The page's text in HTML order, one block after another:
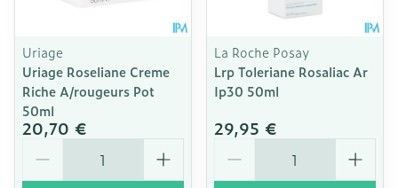
Uriage
Uriage Roseliane Creme
Riche A/rougeurs Pot
50ml
20,70 €
La Roche Posay
Lrp Toleriane Rosaliac Ar
Ip30 50ml
29,95 €